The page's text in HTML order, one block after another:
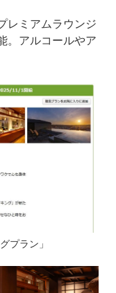
レミアムラウンジ
。アルコールやア
プラン」